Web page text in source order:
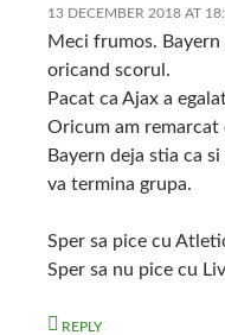
13 DECEMBER 2018 AT
Meci frumos.
oricand scorul.
Pacat ca Ajax a
Oricum am remarcat
Bayern deja stia ca
va termina grupa.
Sper sa pice cu
Sper sa nu pice cu
REPLY